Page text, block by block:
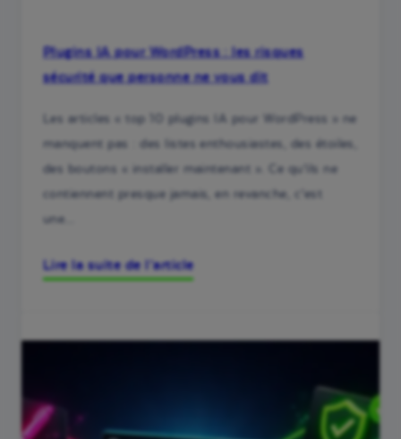
Plugins IA pour WordPress : les risques
sécurité que personne ne vous dit
Les articles « top 10 plugins IA pour WordPress » ne
manquent pas : des listes enthousiastes, des étoiles,
des boutons « installer maintenant ». Ce qu’ils ne
contiennent presque jamais, en revanche, c’est
une…
Lire la suite de l’article